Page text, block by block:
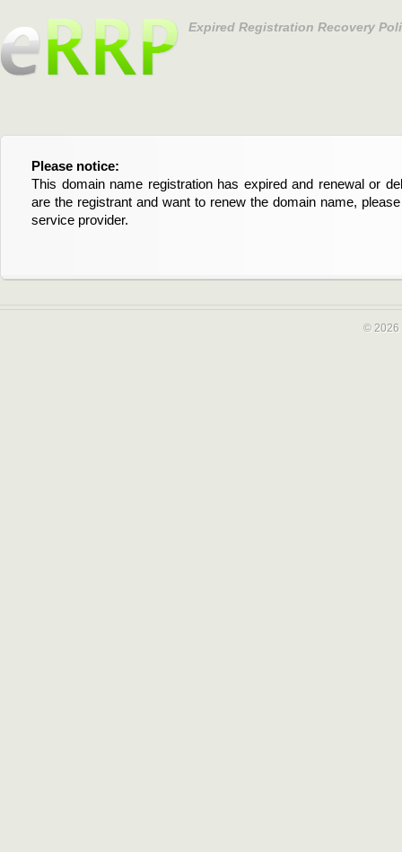
Expired Registration Recovery
Please notice:
This domain name registration has expired and renewal or
are the registrant and want to renew the domain name,
service provider.
Bitte beachten Sie:
Diese Domainregistrierung ist abgelaufen und die
Domain stehen an. Wenn Sie der Registrant sind und
verlängern möchten, kontaktieren Sie bitte Ihren Service-
© 2026